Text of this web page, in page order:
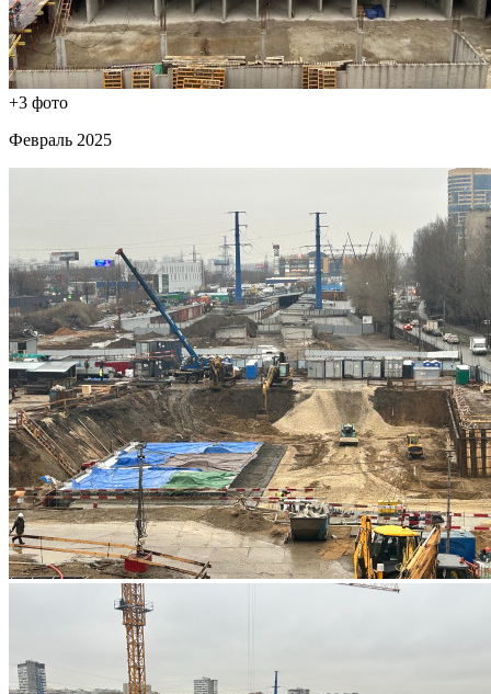
+3 фото
Февраль 2025